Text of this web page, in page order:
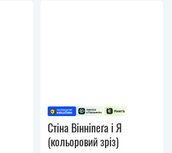
Стіна Вінніпеґа і Я
(кольоровий зріз)